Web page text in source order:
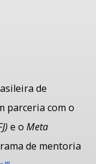
de
parceria com o
e o Meta
de mentoria